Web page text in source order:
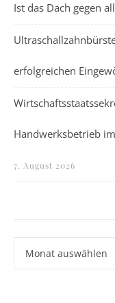
Ist das Dach gegen
erfolgreichen
Handwerksbetrieb
7. August 2026